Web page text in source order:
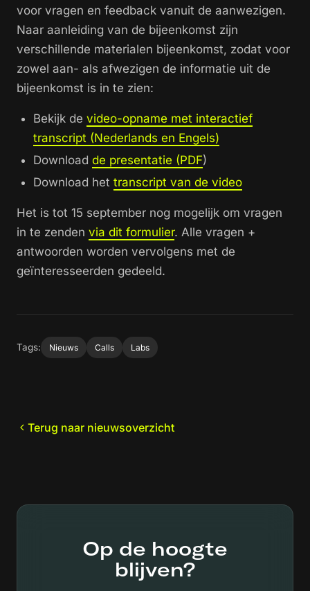
voor vragen en feedback vanuit de aanwezigen.
Naar aanleiding van de bijeenkomst zijn
verschillende materialen bijeenkomst, zodat voor
zowel aan- als afwezigen de informatie uit de
bijeenkomst is in te zien:
Bekijk de video-opname met interactief
transcript (Nederlands en Engels)
Download de presentatie (PDF)
Download het transcript van de video
Het is tot 15 september nog mogelijk om vragen
in te zenden via dit formulier. Alle vragen +
antwoorden worden vervolgens met de
geïnteresseerden gedeeld.
Tags: Nieuws Calls Labs
Terug naar nieuwsoverzicht
Op de hoogte
blijven?